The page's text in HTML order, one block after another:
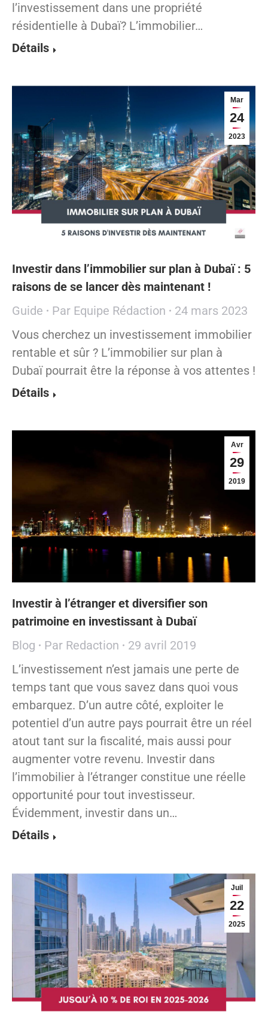
l’investissement dans une propriété
résidentielle à Dubaï? L’immobilier…
Détails
Mar
24
2023
Investir dans l’immobilier sur plan à Dubaï : 5
raisons de se lancer dès maintenant !
Guide
Par Equipe Rédaction
24 mars 2023
Vous cherchez un investissement immobilier
rentable et sûr ? L’immobilier sur plan à
Dubaï pourrait être la réponse à vos attentes !
Détails
Avr
29
2019
Investir à l’étranger et diversifier son
patrimoine en investissant à Dubaï
Blog
Par Redaction
29 avril 2019
L’investissement n’est jamais une perte de
temps tant que vous savez dans quoi vous
embarquez. D’un autre côté, exploiter le
potentiel d’un autre pays pourrait être un réel
atout tant sur la fiscalité, mais aussi pour
augmenter votre revenu. Investir dans
l’immobilier à l’étranger constitue une réelle
opportunité pour tout investisseur.
Évidemment, investir dans un…
Détails
Juil
22
2025